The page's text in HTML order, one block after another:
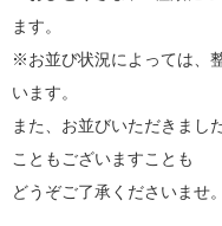
ます。
※お並び状況によっては、
います。
また、お並びいただきまし
こともございますことも
どうぞご了承くださいませ。